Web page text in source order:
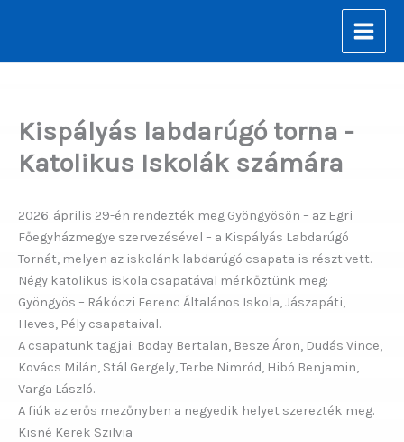
Kispályás labdarúgó torna -
Katolikus Iskolák számára
2026. április 29-én rendezték meg Gyöngyösön – az Egri
Főegyházmegye szervezésével – a Kispályás Labdarúgó
Tornát, melyen az iskolánk labdarúgó csapata is részt vett.
Négy katolikus iskola csapatával mérkőztünk meg:
Gyöngyös – Rákóczi Ferenc Általános Iskola, Jászapáti,
Heves, Pély csapataival.
A csapatunk tagjai: Boday Bertalan, Besze Áron, Dudás Vince,
Kovács Milán, Stál Gergely, Terbe Nimród, Hibó Benjamin,
Varga László.
A fiúk az erős mezőnyben a negyedik helyet szerezték meg.
Kisné Kerek Szilvia